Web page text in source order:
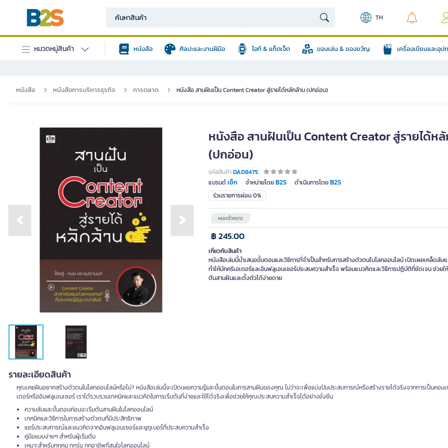
TH
หมวดหมู่สินค้า หนังสือ ศิลปะและงานฝีมือ ไอที & แก็ตเจ็ต ของเล่น & ของขวัญ เครื่องเขียนและอุ
หนังสือ หนังสือการบริหารธุรกิจ การตลาด หนังสือ สานฝันเป็น Content Creator สู่รายได้หลักล้าน (ปกอ่อน)
Previous slide Next slide
หนังสือ สานฝันเป็น Content Creator สู่รายได้ห
(ปกอ่อน)
รหัสสินค้าDA08475
แบรนด์เช็ก จำหน่ายโดยB2S ดำเนินการโดยB2S
ร่วมรายการผ่อน 0%
หมดชั่วคราว
฿ 245.00
เกี่ยวกับสินค้า
หนังสือเล่มนี้นำเสนอขั้นตอนและวิธีการที่จำเป็นสำหรับการสร้างตัวตนในโลกออนไลน์ เปิดเผยเคล็ดลับ
ทำให้นักครีเอเตอร์และอินฟลูเอนเซอร์ประสบความสำเร็จ พร้อมแนวคิดและวิธีการปฏิบัติที่ชัดเจน ช่วย
ต้นสานฝันและตั้งตัวได้ง่ายดาย
รายละเอียดสินค้า
คุณเคยฝันอยากสร้างตัวตนในโลกออนไลน์หรือไม่? หนังสือเล่มนี้จะเปิดเผยความรู้และขั้นตอนในการสานฝันของคุณ ไม่ว่าจะเพื่อแบ่งปันประสบการณ์หรือสร้างรายได้จริงจากการเป็นคอน
เตอร์หรืออินฟลูเอนเซอร์ เราได้รวบรวมเทคนิคและแนวคิดในการเริ่มต้นที่ง่ายและใช้ได้จริงเพื่อช่วยให้คุณประสบความสำเร็จได้อย่างยั่งยืน
ความลับและขั้นตอนก่อนจะเริ่มต้นสานฝันในโลกออนไลน์
เทคนิคและวิธีการในการสร้างตัวตนที่มีประสิทธิภาพ
แชร์ประสบการณ์และแนวคิดจากอินฟลูเอนเซอร์และยูทูเบอร์ที่ประสบความสำเร็จ
คู่มือแบบง่ายๆ สำหรับผู้เริ่มต้น
เหมาะสำหรับทุกคน ทุกรุ่น ทุกอาชีพที่สนใจโลกออนไลน์